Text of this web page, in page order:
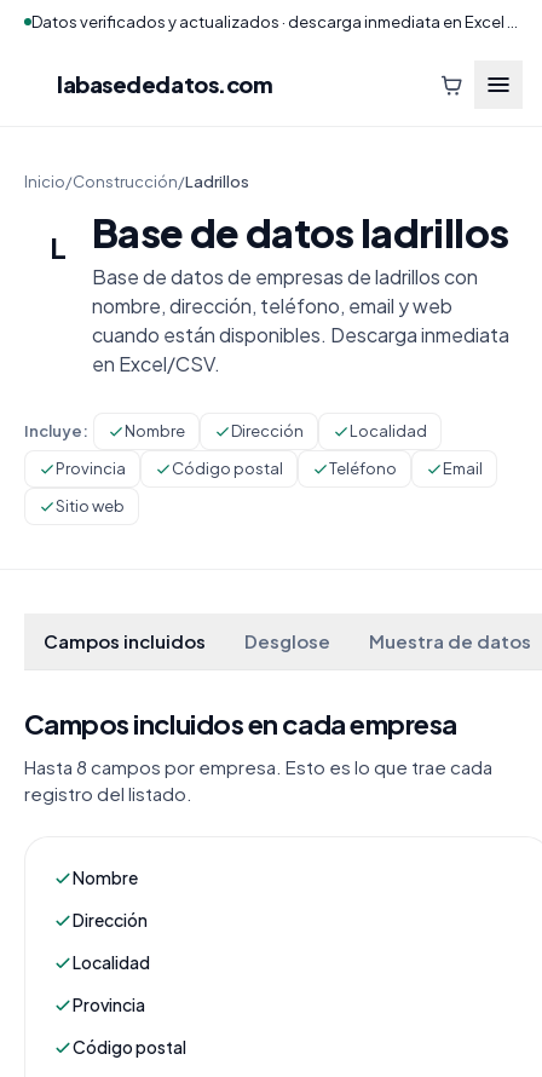
labasededatos.com
Inicio/Construcción/Ladrillos
L Base de datos ladrillos
Base de datos de empresas de ladrillos con
nombre, dirección, teléfono, email y web
cuando están disponibles. Descarga inmediata
en Excel/CSV.
Incluye: Nombre Dirección
Localidad
Provincia
Código postal Teléfono
Email
Sitio web
Campos incluidos Desglose Muestra de datos
Campos incluidos en cada empresa
Hasta 8 campos por empresa. Esto es lo que trae cada
registro del listado.
Nombre
Dirección
Localidad
Provincia
Código postal